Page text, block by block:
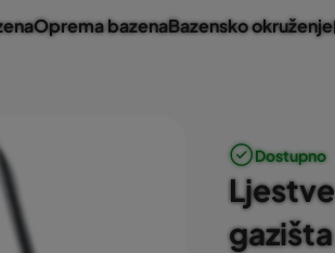
Oprema bazenaBazensko okruženje
Dostupno
gazišta